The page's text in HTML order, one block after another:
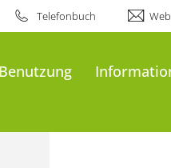
Telefonbuch
Benutzung